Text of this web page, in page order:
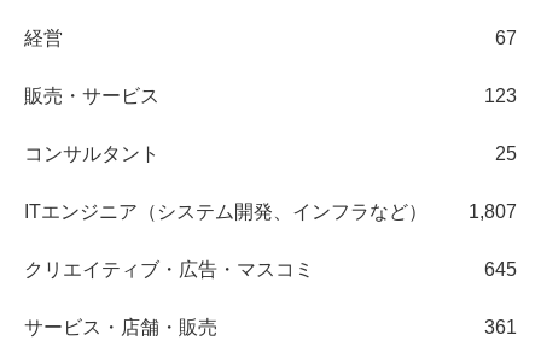
経営 67
販売・サービス 123
コンサルタント 25
ITエンジニア（システム開発、インフラなど） 1,807
クリエイティブ・広告・マスコミ 645
サービス・店舗・販売 361